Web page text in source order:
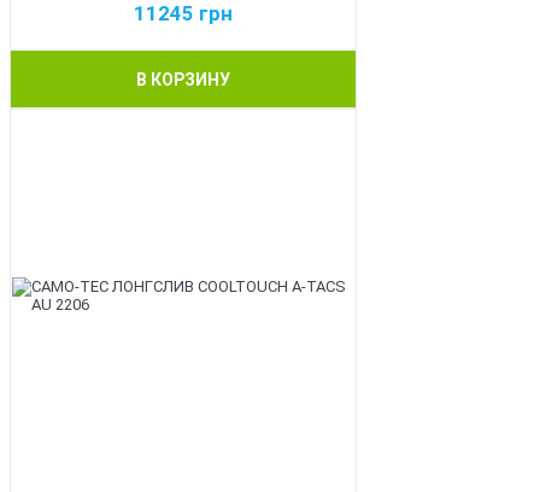
11245 грн
В КОРЗИНУ